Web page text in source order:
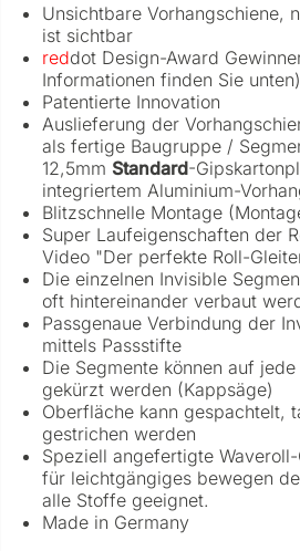
Unsichtbare Vorhangschiene,
ist sichtbar
reddot Design-Award
Informationen finden Sie unten)
Patentierte Innovation
Auslieferung der
als fertige Baugruppe /
12,5mm Standard-
integriertem Aluminium-
Blitzschnelle Montage
Super Laufeigenschaften der
Video "Der perfekte Roll-
Die einzelnen Invisible
oft hintereinander verbaut
Passgenaue Verbindung der
mittels Passstifte
Die Segmente können auf
gekürzt werden (Kappsäge)
Oberfläche kann gespachtelt,
gestrichen werden
Speziell angefertigte
für leichtgängiges bewegen
alle Stoffe geeignet.
Made in Germany